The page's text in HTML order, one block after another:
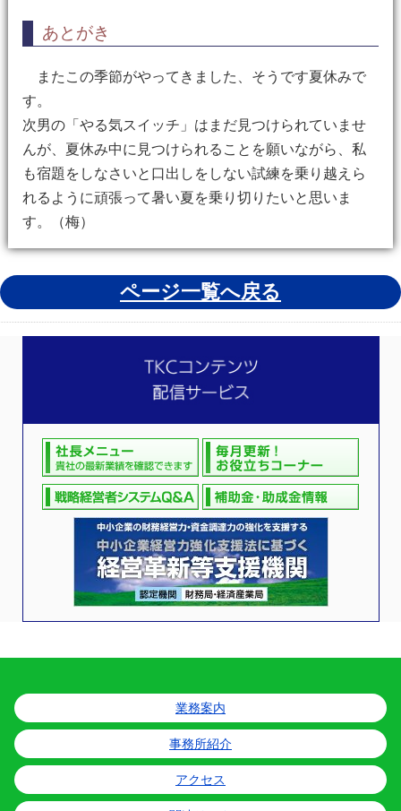
あとがき
またこの季節がやってきました、そうです夏休みで
す。
次男の「やる気スイッチ」はまだ見つけられていませ
んが、夏休み中に見つけられることを願いながら、私
も宿題をしなさいと口出しをしない試練を乗り越えら
れるように頑張って暑い夏を乗り切りたいと思いま
す。（梅）
ページ一覧へ戻る
業務案内
事務所紹介
アクセス